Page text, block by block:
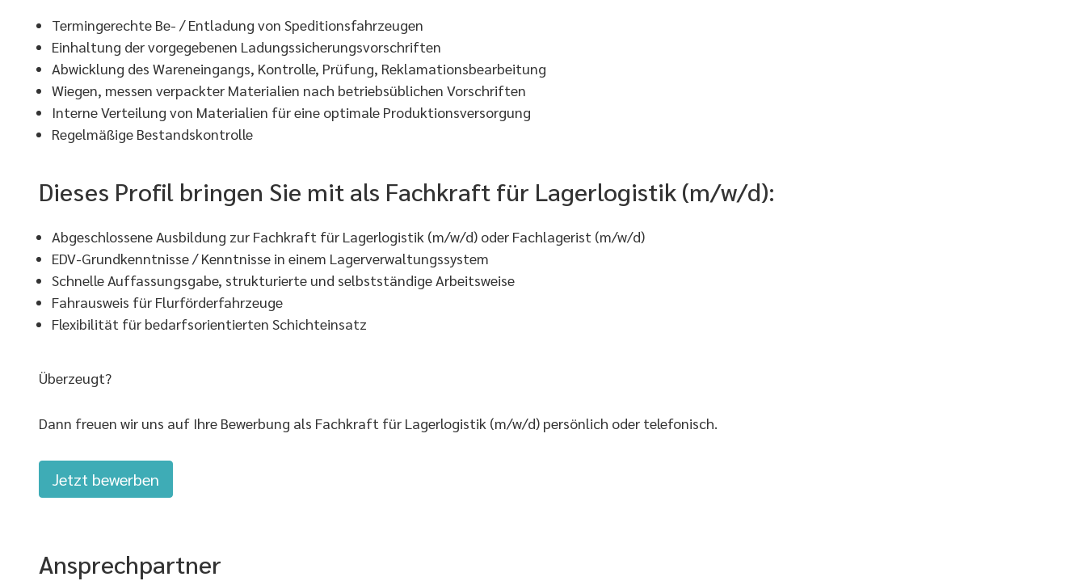
Termingerechte Be- / Entladung von Speditionsfahrzeugen
Einhaltung der vorgegebenen Ladungssicherungsvorschriften
Abwicklung des Wareneingangs, Kontrolle, Prüfung, Reklamationsbearbeitung
Wiegen, messen verpackter Materialien nach betriebsüblichen Vorschriften
Interne Verteilung von Materialien für eine optimale Produktionsversorgung
Regelmäßige Bestandskontrolle
Dieses Profil bringen Sie mit als Fachkraft für Lagerlogistik (m/w/d):
Abgeschlossene Ausbildung zur Fachkraft für Lagerlogistik (m/w/d) oder Fachlagerist (m/w/d)
EDV-Grundkenntnisse / Kenntnisse in einem Lagerverwaltungssystem
Schnelle Auffassungsgabe, strukturierte und selbstständige Arbeitsweise
Fahrausweis für Flurförderfahrzeuge
Flexibilität für bedarfsorientierten Schichteinsatz
Überzeugt?
Dann freuen wir uns auf Ihre Bewerbung als Fachkraft für Lagerlogistik (m/w/d) persönlich oder telefonisch.
Jetzt bewerben
Ansprechpartner